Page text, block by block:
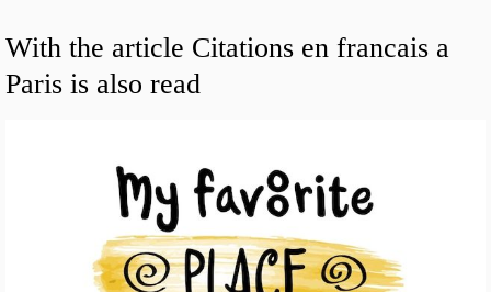
With the article Citations en francais a
Paris is also read